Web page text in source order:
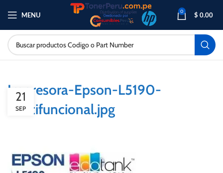
MENU 0 $ 0.00
Impresora-Epson-L5190-
multifuncional.jpg
21
SEP